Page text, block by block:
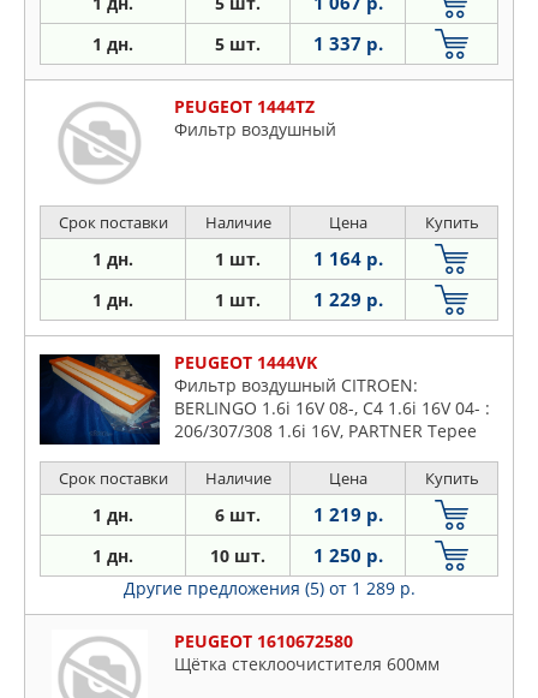
1 дн. 5 шт. 1 337 р.
PEUGEOT 1444TZ
Фильтр воздушный
Срок поставки Наличие Цена Купить
1 дн. 1 шт. 1 164 р.
1 дн. 1 шт. 1 229 р.
PEUGEOT 1444VK
Фильтр воздушный CITROEN:
BERLINGO 1.6i 16V 08-, C4 1.6i 16V 04- :
206/307/308 1.6i 16V, PARTNER Tepee
Срок поставки Наличие Цена Купить
1 дн. 6 шт. 1 219 р.
1 дн. 10 шт. 1 250 р.
Другие предложения (5) от 1 289 р.
PEUGEOT 1610672580
Щётка стеклоочистителя 600мм